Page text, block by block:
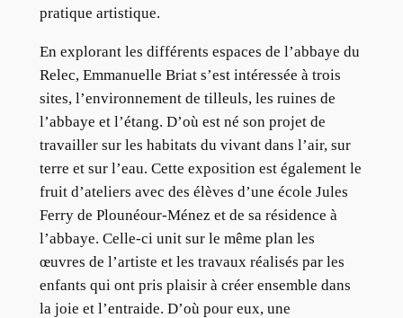
pratique artistique.
En explorant les différents espaces de l’abbaye du
Relec, Emmanuelle Briat s’est intéressée à trois
sites, l’environnement de tilleuls, les ruines de
l’abbaye et l’étang. D’où est né son projet de
travailler sur les habitats du vivant dans l’air, sur
terre et sur l’eau. Cette exposition est également le
fruit d’ateliers avec des élèves d’une école Jules
Ferry de Plounéour-Ménez et de sa résidence à
l’abbaye. Celle-ci unit sur le même plan les
œuvres de l’artiste et les travaux réalisés par les
enfants qui ont pris plaisir à créer ensemble dans
la joie et l’entraide. D’où pour eux, une